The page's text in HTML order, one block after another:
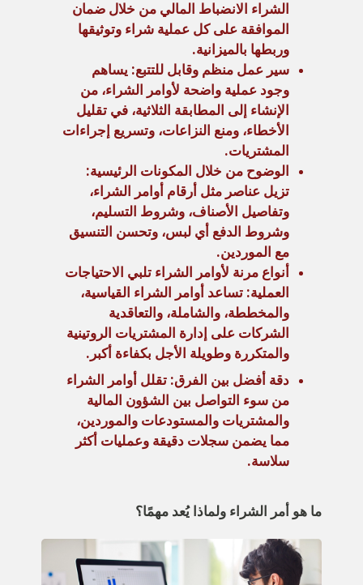
الشراء الانضباط المالي من خلال ضمان
الموافقة على كل عملية شراء وتوثيقها
وربطها بالميزانية.
سير عمل منظم وقابل للتتبع: يساهم
وجود عملية واضحة لأوامر الشراء، من
الإنشاء إلى المطابقة الثلاثية، في تقليل
الأخطاء، ومنع النزاعات، وتسريع إجراءات
المشتريات.
الوضوح من خلال المكونات الرئيسية:
تزيل عناصر مثل أرقام أوامر الشراء،
وتفاصيل الأصناف، وشروط التسليم،
وشروط الدفع أي لبس، وتحسن التنسيق
مع الموردين.
أنواع مرنة لأوامر الشراء تلبي الاحتياجات
العملية: تساعد أوامر الشراء القياسية،
والمخططة، والشاملة، والتعاقدية
الشركات على إدارة المشتريات الروتينية
والمتكررة وطويلة الأجل بكفاءة أكبر.
دقة أفضل بين الفرق: تقلل أوامر الشراء
من سوء التواصل بين الشؤون المالية
والمشتريات والمستودعات والموردين،
مما يضمن سجلات دقيقة وعمليات أكثر
سلاسة.
ما هو أمر الشراء ولماذا يُعد مهمًا؟